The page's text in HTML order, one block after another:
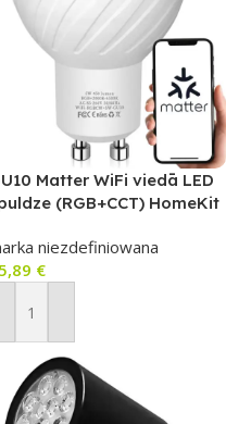
Matter WiFi viedā LED
(RGB+CCT) HomeKit
niezdefiniowana
€
Pievienot Grozam